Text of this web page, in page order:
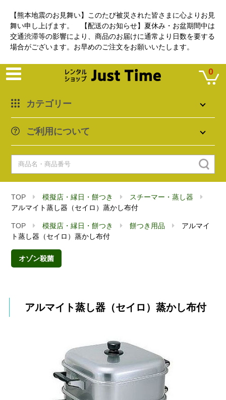
【熊本地震のお見舞い】このたび被災された皆さまに心よりお見
舞い申し上げます。 【配送のお知らせ】夏休み・お盆期間中は
交通渋滞等の影響により、商品のお届けに通常より日数を要する
場合がございます。お早めのご注文をお願いいたします。
カテゴリー
ご利用について
0
TOP 模擬店・縁日・餅つき
スチーマー・蒸し器
アルマイト蒸し器（セイロ）蒸かし布付
TOP 模擬店・縁日・餅つき 餅つき用品
アルマイ
ト蒸し器（セイロ）蒸かし布付
オゾン殺菌
アルマイト蒸し器（セイロ）蒸かし布付